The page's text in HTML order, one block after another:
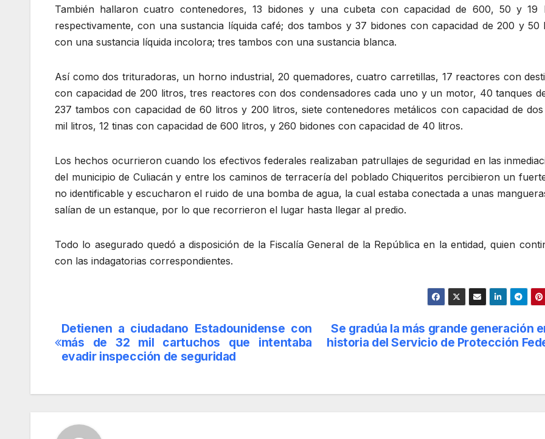
También hallaron cuatro contenedores, 13 bidones y una cubeta con capacidad de 600, 50 y 19
respectivamente, con una sustancia líquida café; dos tambos y 37 bidones con capacidad de 200 y 50
con una sustancia líquida incolora; tres tambos con una sustancia blanca.
Así como dos trituradoras, un horno industrial, 20 quemadores, cuatro carretillas, 17 reactores con
con capacidad de 200 litros, tres reactores con dos condensadores cada uno y un motor, 40 tanques
237 tambos con capacidad de 60 litros y 200 litros, siete contenedores metálicos con capacidad de
mil litros, 12 tinas con capacidad de 600 litros, y 260 bidones con capacidad de 40 litros.
Los hechos ocurrieron cuando los efectivos federales realizaban patrullajes de seguridad en las
del municipio de Culiacán y entre los caminos de terracería del poblado Chiqueritos percibieron un
no identificable y escucharon el ruido de una bomba de agua, la cual estaba conectada a unas
salían de un estanque, por lo que recorrieron el lugar hasta llegar al predio.
Todo lo asegurado quedó a disposición de la Fiscalía General de la República en la entidad, quien
con las indagatorias correspondientes.
Navegación
de
Se gradúa la más grande generación
historia del Servicio de Protección
Detienen a ciudadano Estadounidense con
más de 32 mil cartuchos que intentaba
evadir inspección de seguridad